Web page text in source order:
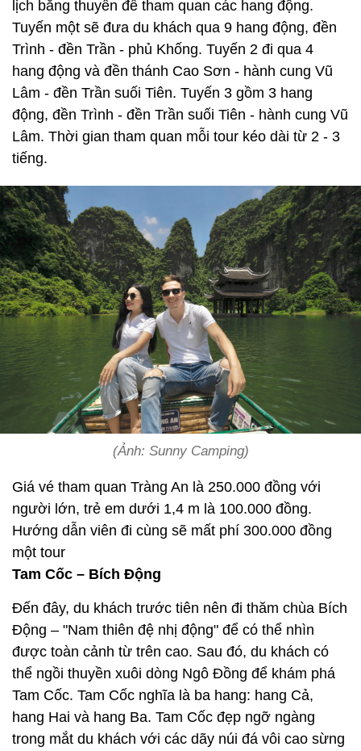
lịch bằng thuyền để tham quan các hang động.
Tuyến một sẽ đưa du khách qua 9 hang động, đền
Trình - đền Trần - phủ Khống. Tuyến 2 đi qua 4
hang động và đền thánh Cao Sơn - hành cung Vũ
Lâm - đền Trần suối Tiên. Tuyến 3 gồm 3 hang
động, đền Trình - đền Trần suối Tiên - hành cung Vũ
Lâm. Thời gian tham quan mỗi tour kéo dài từ 2 - 3
tiếng.
(Ảnh: Sunny Camping)
Giá vé tham quan Tràng An là 250.000 đồng với
người lớn, trẻ em dưới 1,4 m là 100.000 đồng.
Hướng dẫn viên đi cùng sẽ mất phí 300.000 đồng
một tour
Tam Cốc – Bích Động
Đến đây, du khách trước tiên nên đi thăm chùa Bích
Động – "Nam thiên đệ nhị động" để có thể nhìn
được toàn cảnh từ trên cao. Sau đó, du khách có
thể ngồi thuyền xuôi dòng Ngô Đồng để khám phá
Tam Cốc. Tam Cốc nghĩa là ba hang: hang Cả,
hang Hai và hang Ba. Tam Cốc đẹp ngỡ ngàng
trong mắt du khách với các dãy núi đá vôi cao sừng